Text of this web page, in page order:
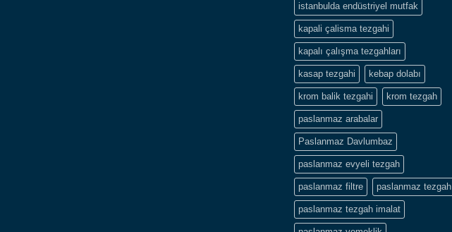
istanbulda endüstriyel mutfak
kapali çalisma tezgahi
kapalı çalışma tezgahları
kasap tezgahi kebap dolabı
krom balik tezgahi krom tezgah
paslanmaz arabalar
Paslanmaz Davlumbaz
paslanmaz evyeli tezgah
paslanmaz filtre paslanmaz tezgah
paslanmaz tezgah imalat